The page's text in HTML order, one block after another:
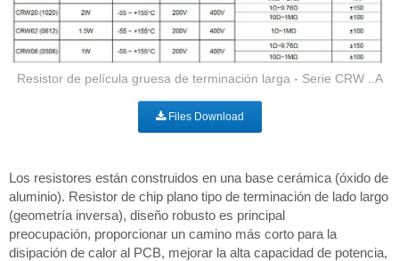
Resistor de película gruesa de terminación larga - Serie CRW ..A
Files Download
Los resistores están construidos en una base cerámica (óxido de
aluminio). Resistor de chip plano tipo de terminación de lado largo
(geometría inversa), diseño robusto es principal
preocupación, proporcionar un camino más corto para la
disipación de calor al PCB, mejorar la alta capacidad de potencia,